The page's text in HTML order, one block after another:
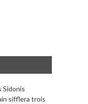
Sidonis
sifflera trois